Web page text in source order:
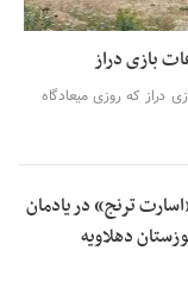
بازی دراز
دراز که روزی میعادگاه
ترنج» در یادمان
دهلاویه